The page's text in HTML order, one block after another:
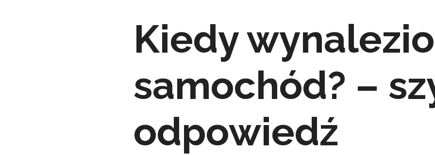
Kiedy
samochód? –
odpowiedź